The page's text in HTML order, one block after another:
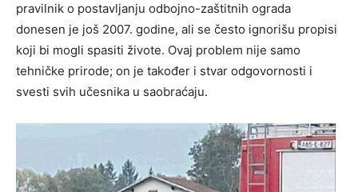
pravilnik o postavljanju odbojno-zaštitnih ograda
donesen je još 2007. godine, ali se često ignorišu propisi
koji bi mogli spasiti živote. Ovaj problem nije samo
tehničke prirode; on je također i stvar odgovornosti i
svesti svih učesnika u saobraćaju.